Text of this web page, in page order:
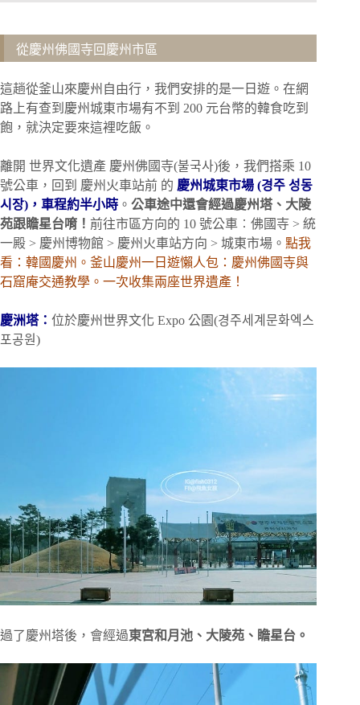
從慶州佛國寺回慶州市區
這趟從釜山來慶州自由行，我們安排的是一日遊。在網
路上有查到慶州城東市場有不到 200 元台幣的韓食吃到
飽，就決定要來這裡吃飯。
離開 世界文化遺產 慶州佛國寺(불국사)後，我們搭乘 10
號公車，回到 慶州火車站前 的 慶州城東市場 (경주 성동
시장)，車程約半小時 。 公車途中還會經過慶州塔、大陵
苑跟瞻星台唷！ 前往市區方向的 10 號公車︰佛國寺 > 統
一殿 > 慶州博物館 > 慶州火車站方向 > 城東市場。 點我
看：韓國慶州。釜山慶州一日遊懶人包：慶州佛國寺與
石窟庵交通教學。一次收集兩座世界遺產！
慶洲塔： 位於慶州世界文化 Expo 公園(경주세계문화엑스
포공원)
過了慶州塔後，會經過東宮和月池、大陵苑、瞻星台。